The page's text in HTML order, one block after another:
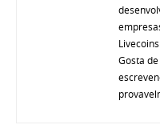
Gosta